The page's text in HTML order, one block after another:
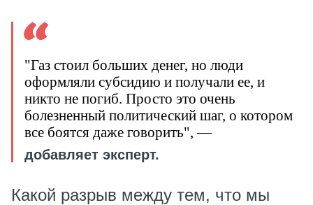
"Газ стоил больших денег, но люди
оформляли субсидию и получали ее, и
никто не погиб. Просто это очень
болезненный политический шаг, о котором
все боятся даже говорить", —
добавляет эксперт.
Какой разрыв между тем, что мы